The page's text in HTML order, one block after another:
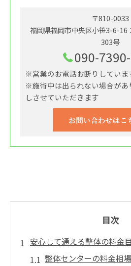
〒810-0033
福岡県福岡市中央区小笹3-6-16
303号
090-
※営業のお電話お断りしていま
※施術中は出られない場合があ
しさせていただきます
お問い合わせはこ
目次
安心して通える整体の料金
整体センターの料金相